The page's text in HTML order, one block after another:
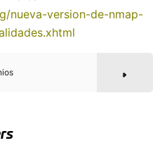
nueva-version-de-nmap-